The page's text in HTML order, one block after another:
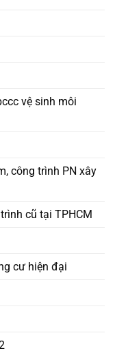
vệ sinh môi
công trình PN xây
cũ tại TPHCM
cư hiện đại